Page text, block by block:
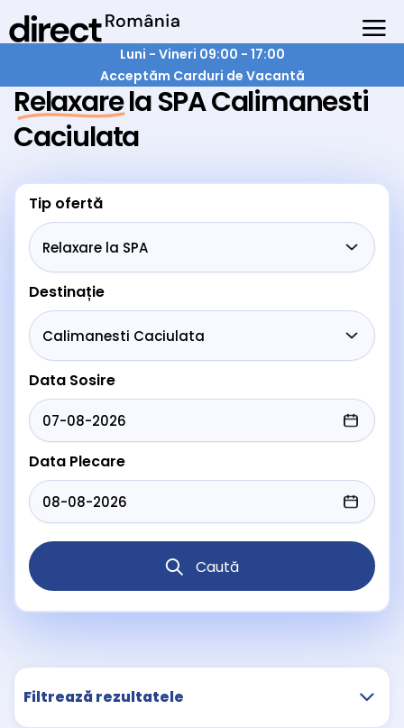
Luni - Vineri 09:00 - 17:00
Acceptăm Carduri de Vacantă
Relaxare la SPA Calimanesti
Caciulata
Tip ofertă
Destinație
Data Sosire
Data Plecare
Caută
Filtrează rezultatele